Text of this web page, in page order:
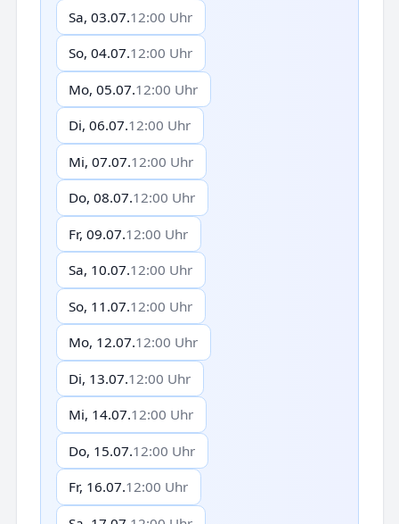
Sa, 03.07.12:00 Uhr
So, 04.07.12:00 Uhr
Mo, 05.07.12:00 Uhr
Di, 06.07.12:00 Uhr
Mi, 07.07.12:00 Uhr
Do, 08.07.12:00 Uhr
Fr, 09.07.12:00 Uhr
Sa, 10.07.12:00 Uhr
So, 11.07.12:00 Uhr
Mo, 12.07.12:00 Uhr
Di, 13.07.12:00 Uhr
Mi, 14.07.12:00 Uhr
Do, 15.07.12:00 Uhr
Fr, 16.07.12:00 Uhr